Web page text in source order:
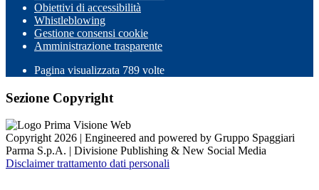
Obiettivi di accessibilità
Whistleblowing
Gestione consensi cookie
Amministrazione trasparente
Pagina visualizzata 789 volte
Sezione Copyright
Copyright 2026 | Engineered and powered by Gruppo Spaggiari
Parma S.p.A. | Divisione Publishing & New Social Media
Disclaimer trattamento dati personali